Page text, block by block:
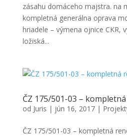
zásahu domáceho majstra. na
kompletná generálna oprava
hriadele – výmena ojnice CKR,
ložiská...
ČZ 175/501-03 –
od Juris | jún 16, 2017|
ČZ 175/501-03 – kompletná